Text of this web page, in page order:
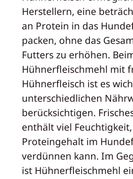
Herstellern, eine
an Protein in das
packen, ohne das
Futters zu erhöhen.
Hühnerfleischmehl mit
Hühnerfleisch ist es
unterschiedlichen
berücksichtigen.
enthält viel
Proteingehalt im
verdünnen kann. Im
ist Hühnerfleischmehl